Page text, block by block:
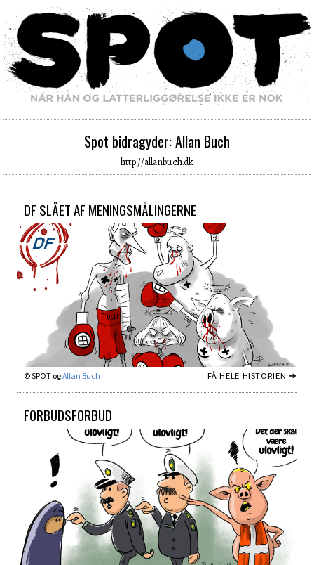
Spot bidragyder: Allan Buch
http://allanbuch.dk
DF SLÅET AF MENINGSMÅLINGERNE
FÅ HELE HISTORIEN ➔
© SPOT ogAllan Buch
FORBUDSFORBUD